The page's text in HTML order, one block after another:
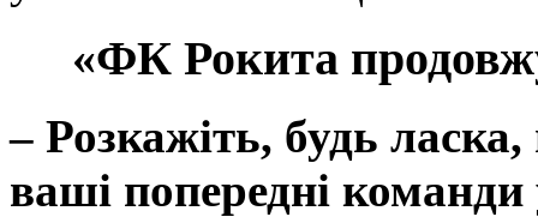
«ФК Рокита
– Розкажіть, будь
ваші попередні команди